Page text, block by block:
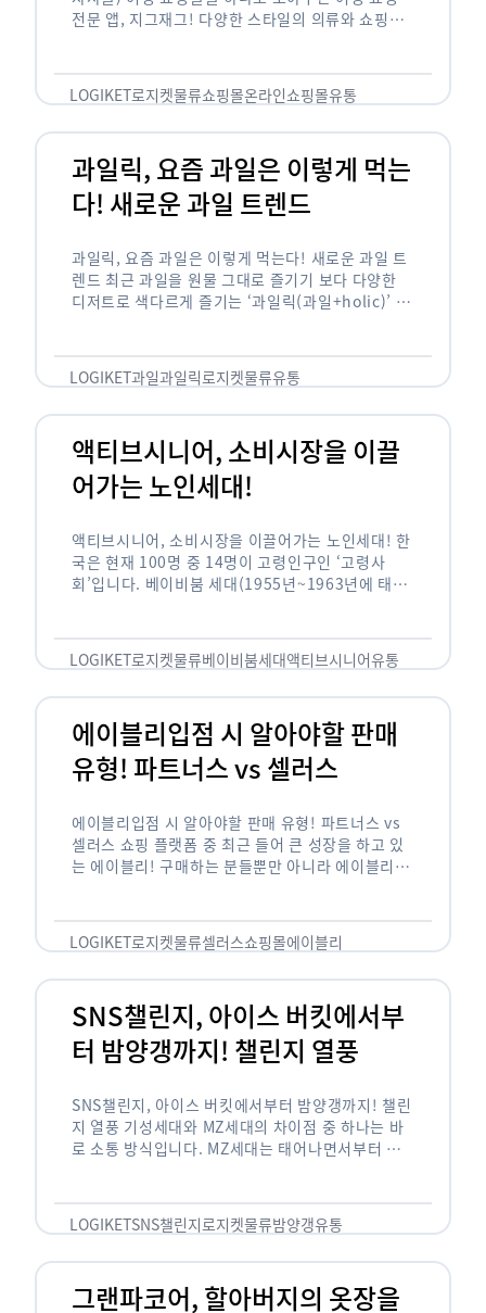
전문 앱, 지그재그! 다양한 스타일의 의류와 쇼핑몰
LOGIKET로지켓물류쇼핑몰온라인쇼핑몰유통
과일릭, 요즘 과일은 이렇게 먹는
다! 새로운 과일 트렌드
과일릭, 요즘 과일은 이렇게 먹는다! 새로운 과일 트
렌드 최근 과일을 원물 그대로 즐기기 보다 다양한
디저트로 색다르게 즐기는 ‘과일릭(과일+holic)’ 트
…
LOGIKET과일과일릭로지켓물류유통
액티브시니어, 소비시장을 이끌
어가는 노인세대!
액티브시니어, 소비시장을 이끌어가는 노인세대! 한
국은 현재 100명 중 14명이 고령인구인 ‘고령사
회’입니다. 베이비붐 세대(1955년~1963년에 태어
오고 있습니다. 하지만 사회가 늙어가는 …
LOGIKET로지켓물류베이비붐세대액티브시니어유통
에이블리입점 시 알아야할 판매
유형! 파트너스 vs 셀러스
에이블리입점 시 알아야할 판매 유형! 파트너스 vs
셀러스 쇼핑 플랫폼 중 최근 들어 큰 성장을 하고 있
는 에이블리! 구매하는 분들뿐만 아니라 에이블리에
LOGIKET로지켓물류셀러스쇼핑몰에이블리
SNS챌린지, 아이스 버킷에서부
터 밤양갱까지! 챌린지 열풍
SNS챌린지, 아이스 버킷에서부터 밤양갱까지! 챌린
지 열풍 기성세대와 MZ세대의 차이점 중 하나는 바
로 소통 방식입니다. MZ세대는 태어나면서부터 디
도 능숙한 …
LOGIKETSNS챌린지로지켓물류밤양갱유통
그랜파코어, 할아버지의 옷장을